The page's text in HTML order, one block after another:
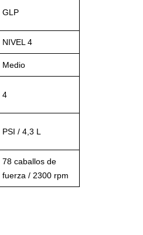
GLP
NIVEL 4
Medio
4
PSI / 4,3 L
78 caballos de
fuerza / 2300 rpm